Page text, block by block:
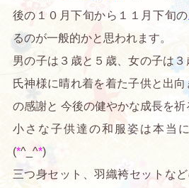
後の１０月下旬から１１月下旬の
るのが一般的かと思われます。
男の子は３歳と５歳、女の子は
氏神様に晴れ着を着た子供と出
の感謝と 今後の健やかな成長を祈
小さな子供達の和服姿は本当
(*^_^*)
三つ身セット、羽織袴セットな